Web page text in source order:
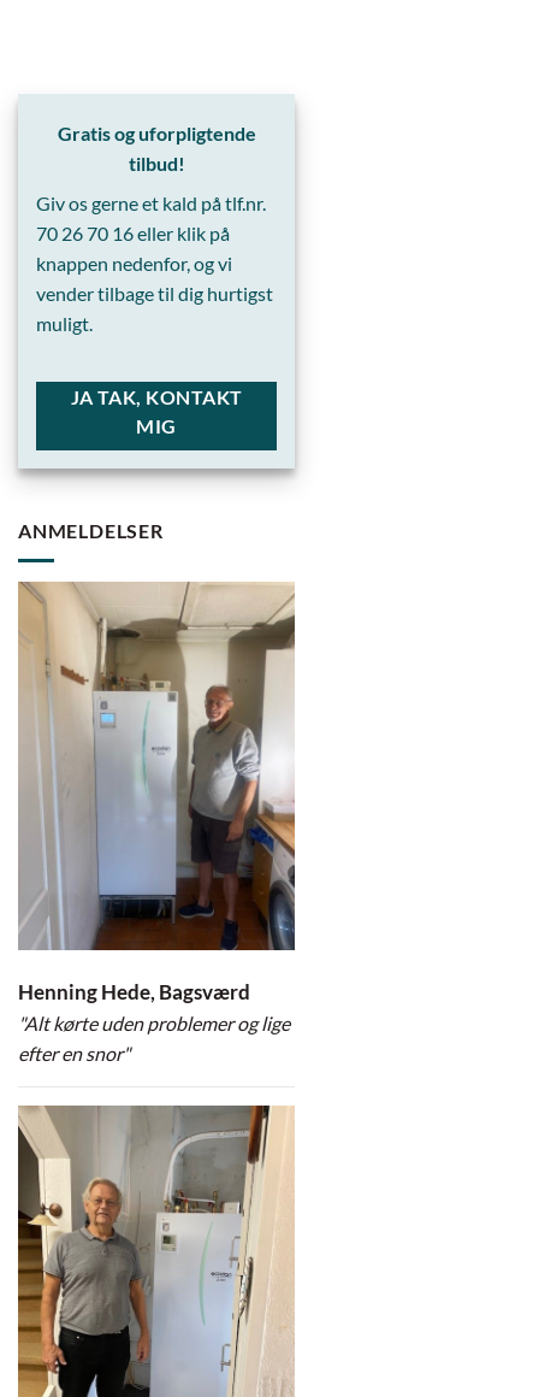
Gratis og uforpligtende
tilbud!
Giv os gerne et kald på tlf.nr.
70 26 70 16eller klik på
knappen nedenfor, og vi
vender tilbage til dig hurtigst
muligt.
JA TAK, KONTAKT
MIG
ANMELDELSER
Henning Hede, Bagsværd
"Alt kørte uden problemer og lige
efter en snor"